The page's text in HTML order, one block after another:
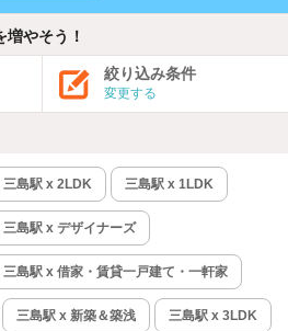
やそう！
絞り込み条件
変更する
三島駅 x 2LDK 三島駅 x 1LDK
三島駅 x デザイナーズ
三島駅 x 借家・賃貸一戸建て・一軒家
三島駅 x 新築＆築浅 三島駅 x 3LDK